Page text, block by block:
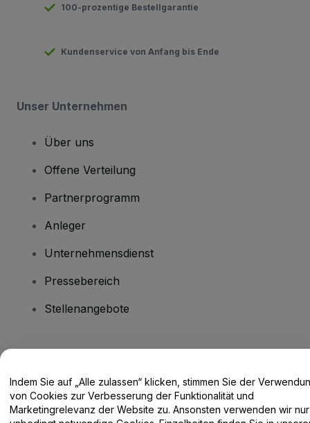
100-prozentige Bestellgarantie
Kundenservice von Anfang bis Ende
Unser Unternehmen
Über uns
Offene Verteilung
Partnerprogramm
Anleger
Unternehmensdienst
Pressebereich
Stellenangebote
Hilfe-Center / Kontakt
Indem Sie auf „Alle zulassen“ klicken, stimmen Sie der
von Cookies zur Verbesserung der Funktionalität und
Marketingrelevanz der Website zu. Ansonsten verwenden wir nur